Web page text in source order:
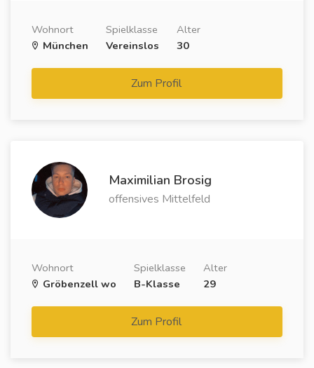
Wohnort
München
Spielklasse
Vereinslos
Alter
30
Zum Profil
Maximilian Brosig
offensives Mittelfeld
Wohnort
Gröbenzell wo
Spielklasse
B-Klasse
Alter
29
Zum Profil